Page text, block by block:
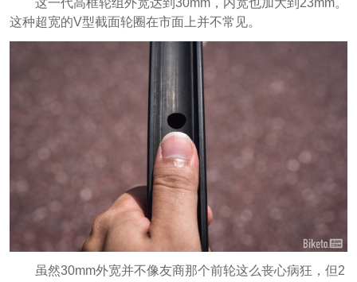
这一代高框轮组外宽达到30mm，内宽也加大到23mm。
这种超宽的V型截面轮圈在市面上并不常见。
虽然30mm外宽并不像友商那个前轮这么丧心病狂，但2